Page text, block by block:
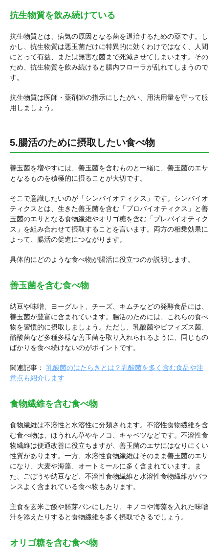
抗生物質を飲み続けている
抗生物質とは、病気の原因となる菌を退治するための薬です。し
かし、抗生物質は悪玉菌だけに特異的に効くわけではなく、人間
にとって有益、または無害な菌まで死滅させてしまいます。その
ため、抗生物質を飲み続けると腸内フローラが乱れてしまうので
す。
抗生物質は医師・薬剤師の指示にしたがい、用法用量を守って服
用しましょう。
5.腸活のために摂取したい食べ物
善玉菌を増やすには、善玉菌を含むものと一緒に、善玉菌のエサ
となるものを積極的に摂ることが大切です。
そこで意識したいのが「シンバイオティクス」です。シンバイオ
ティクスとは、生きた善玉菌を含む「プロバイオティクス」と善
玉菌のエサとなる食物繊維やオリゴ糖を含む「プレバイオティク
ス」を組み合わせて摂取することを言います。両方の相乗効果に
よって、腸活の促進につながります。
具体的にどのような食べ物が腸活に役立つのか説明します。
善玉菌を含む食べ物
納豆や味噌、ヨーグルト、チーズ、キムチなどの発酵食品には、
善玉菌が豊富に含まれています。腸活のためには、これらの食べ
物を習慣的に摂取しましょう。ただし、乳酸菌やビフィズス菌、
酪酸菌など多種多様な善玉菌を取り入れられるように、同じもの
ばかりを食べ続けないのがポイントです。
関連記事： 乳酸菌のはたらきとは？乳酸菌を多く含む食品や注
意点も紹介します
食物繊維を含む食べ物
食物繊維は不溶性と水溶性に分類されます。不溶性食物繊維を含
む食べ物は、ほうれん草やキノコ、キャベツなどです。不溶性食
物繊維は便通改善に役立ちますが、善玉菌のエサにはなりにくい
性質があります。一方、水溶性食物繊維はそのまま善玉菌のエサ
になり、大麦や海藻、オートミールに多く含まれています。ま
た、ごぼうや納豆など、不溶性食物繊維と水溶性食物繊維がバラ
ンスよく含まれている食べ物もあります。
主食を玄米ご飯や胚芽パンにしたり、キノコや海藻を入れた味噌
汁を添えたりすると食物繊維を多く摂取できるでしょう。
オリゴ糖を含む食べ物